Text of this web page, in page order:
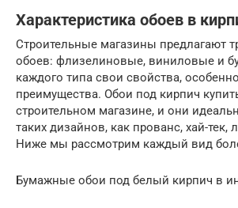
Характеристика обоев в
Строительные магазины предлагают
обоев: флизелиновые, виниловые и
каждого типа свои свойства,
преимущества. Обои под кирпич
строительном магазине, и они
таких дизайнов, как прованс, хай-тек,
Ниже мы рассмотрим каждый вид
Бумажные обои под белый кирпич в